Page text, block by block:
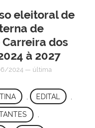
eleitoral de
de
dos
à 2027
2024 — última
EDITAL
,